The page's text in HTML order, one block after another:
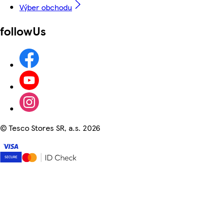
Výber obchodu
followUs
©Tesco Stores SR, a.s. 2026